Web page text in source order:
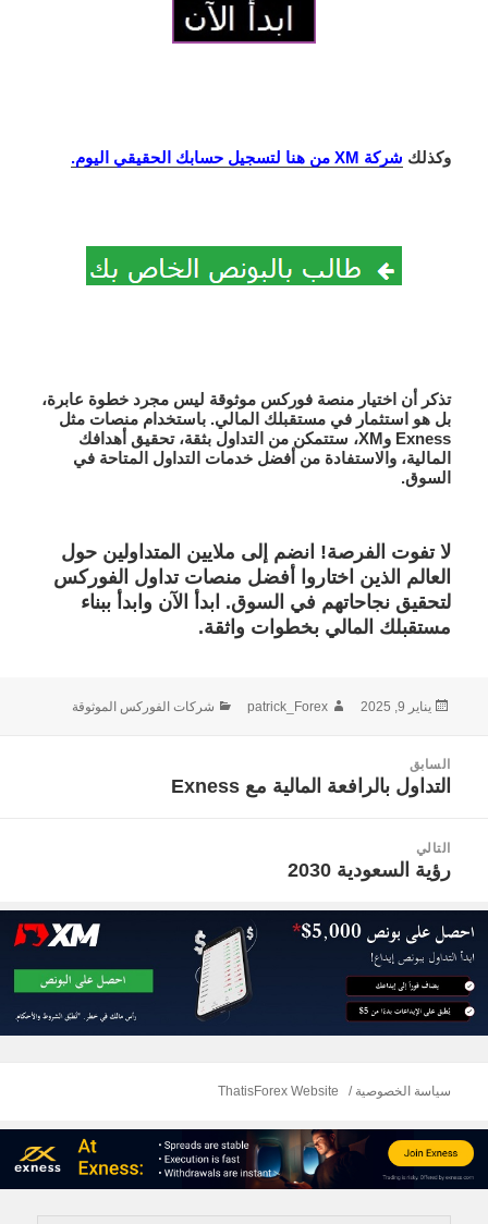
وكذلك شركة XM من هنا لتسجيل حسابك الحقيقي اليو م.
تذكر أن اختيارمنصة فوركس موثوقة ليس مجرد خطوة عابرة،
بل هو استثمار في مستقبلك المالي. باستخدام منصات مثل
Exness وXM، ستتمكن من
التداول بثقة، تحقيق أهدافك
المالية، والاستفادة من أفضل خدمات التداول المتاحة في
السوق.
لا تفوت الفرصة! انضم إلى ملايين المتداولين حول
العالم الذين اختاروا
أفضل منصات تداول الفوركس
لتحقيق نجاحاتهم في السوق. ابدأ الآن وابدأ ببناء
مستقبلك المالي بخطوات واثقة.
نُشرت
يناير 9, 2025 الكاتب
patrick_Forex التصنيفات
شركات الفوركس الموثوقة
المقالاتالسابق
المقالة
التداول بالرافعة المالية مع Exness
التالي
المقالة
رؤية السعودية 2030
سياسة الخصوصية ThatisForex Website